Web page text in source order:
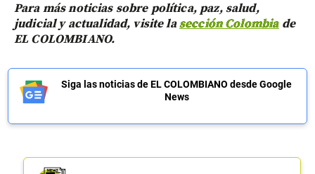
Para más noticias sobre política, paz, salud,
judicial y actualidad, visite lasección Colombiade
EL COLOMBIANO.
Siga las noticias de EL COLOMBIANO desde Google
News